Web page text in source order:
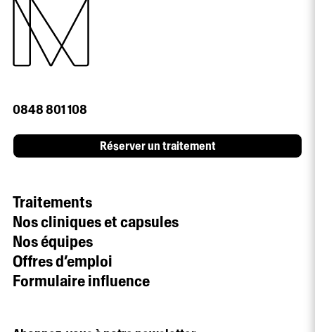
0848 801 108
Réserver un traitement
Traitements
Nos cliniques et capsules
Nos équipes
Offres d’emploi
Formulaire influence